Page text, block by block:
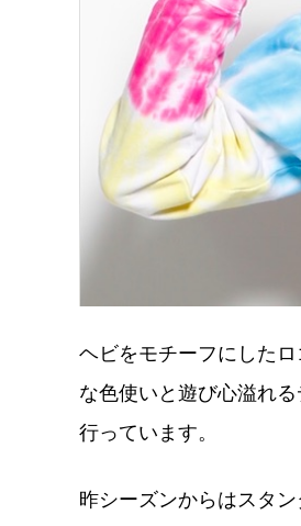
ヘビをモチーフにした
な色使いと遊び心溢れ
行っています。
昨シーズンからはスタ